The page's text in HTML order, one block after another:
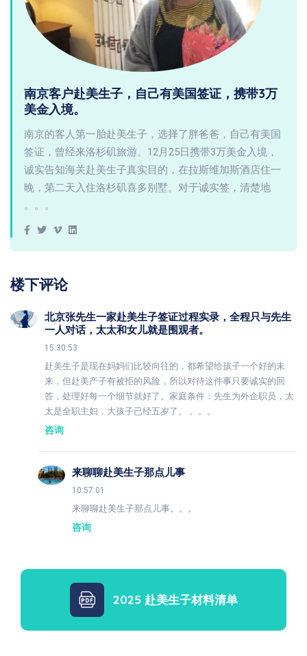
南京客户赴美生子，自己有美国签证，携带3万
美金入境。
南京的客人第一胎赴美生子，选择了胖爸爸，自己有美国
签证，曾经来洛杉矶旅游。12月25日携带3万美金入境，
诚实告知海关赴美生子真实目的，在拉斯维加斯酒店住一
晚，第二天入住洛杉矶喜多别墅。对于诚实签，清楚地
。。。
楼下评论
北京张先生一家赴美生子签证过程实录，全程只与先生
一人对话，太太和女儿就是围观者。
15:30:53
赴美生子是现在妈妈们比较向往的，都希望给孩子一个好的未
来，但赴美产子有被拒的风险，所以对待这件事只要诚实的回
答，处理好每一个细节就好了。家庭条件：先生为外企职员，太
太是全职主妇，大孩子已经五岁了。 。。。
咨询
来聊聊赴美生子那点儿事
10:57:01
来聊聊赴美生子那点儿事。。。
咨询
2025 赴美生子材料清单